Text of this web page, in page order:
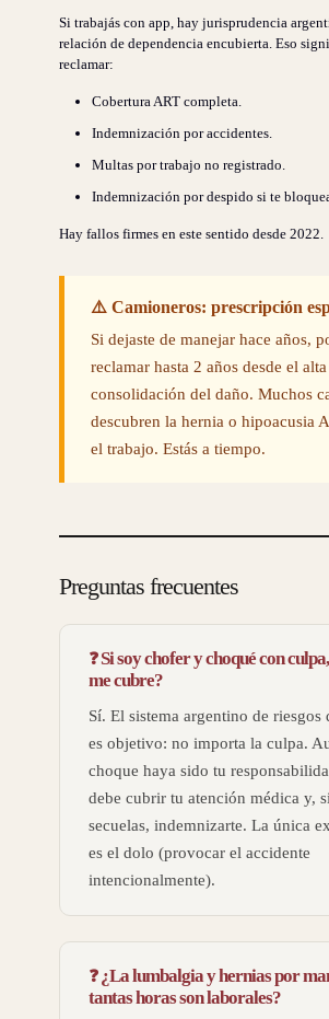
Si trabajás con app, hay jurisprudencia
relación de dependencia encubierta. Eso
reclamar:
Cobertura ART completa.
Indemnización por accidentes.
Multas por trabajo no registrado.
Indemnización por despido si te
Hay fallos firmes en este sentido desde 2022.
⚠️ Camioneros: prescripción
Si dejaste de manejar hace años,
reclamar hasta 2 años desde el
consolidación del daño. Muchos
descubren la hernia o hipoacusia
el trabajo. Estás a tiempo.
Preguntas frecuentes
Si soy chofer y choqué con
me cubre?
Sí. El sistema argentino de riesgos
es objetivo: no importa la culpa.
choque haya sido tu
debe cubrir tu atención médica y,
secuelas, indemnizarte. La única
es el dolo (provocar el accidente
intencionalmente).
¿La lumbalgia y hernias por
tantas horas son laborales?